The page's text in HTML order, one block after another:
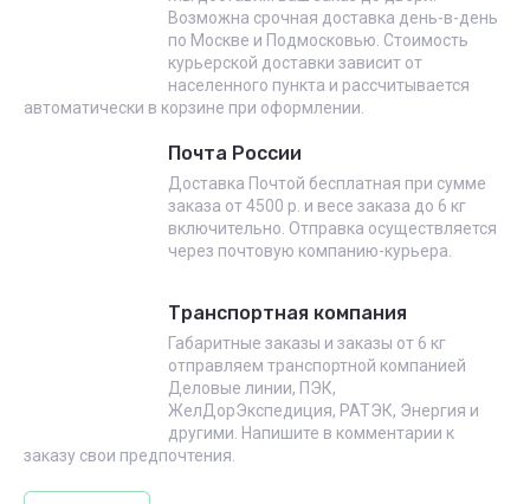
Возможна срочная доставка день-в-день
по Москве и Подмосковью. Стоимость
курьерской доставки зависит от
населенного пункта и рассчитывается
автоматически в корзине при оформлении.
Почта России
Доставка Почтой бесплатная при сумме
заказа от 4500 р. и весе заказа до 6 кг
включительно. Отправка осуществляется
через почтовую компанию-курьера.
Транспортная компания
Габаритные заказы и заказы от 6 кг
отправляем транспортной компанией
Деловые линии, ПЭК,
ЖелДорЭкспедиция, РАТЭК, Энергия и
другими. Напишите в комментарии к
заказу свои предпочтения.